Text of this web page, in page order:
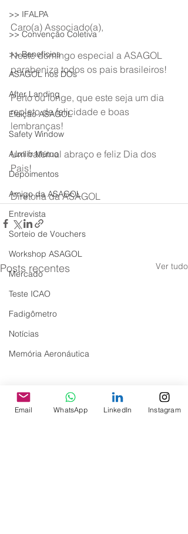
>> IFALPA
>> Convenção Coletiva
>> Benefícios
ASAGOL nos DOs
After Landing
Eleição ASAGOL
Safety Window
Auxílio Mútuo
Depoimentos
Amigo da ASAGOL
Entrevista
Sorteio de Vouchers
Workshop ASAGOL
Mercado
Teste ICAO
Fadigômetro
Notícias
Memória Aeronáutica
Caro(a) Associado(a),
Neste domingo especial a ASAGOL
parabeniza todos os pais brasileiros!
Perto ou longe, que este seja um dia
repleto de felicidade e boas
lembranças!
Um fraternal abraço e feliz Dia dos
Pais!
Diretoria da ASAGOL
Posts recentes Ver tudo
Email WhatsApp LinkedIn Instagram